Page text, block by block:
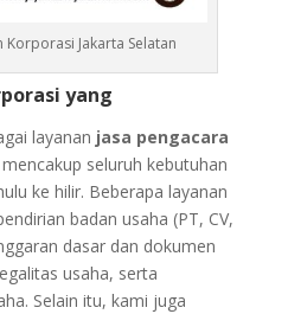
Korporasi Jakarta Selatan
yang
layanan jasa pengacara
seluruh kebutuhan
ke hilir. Beberapa layanan
badan usaha (PT, CV,
dasar dan dokumen
usaha, serta
Selain itu, kami juga